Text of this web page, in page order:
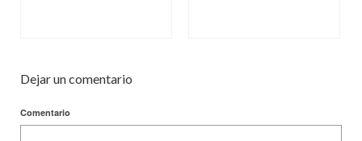
Dejar un comentario
Comentario